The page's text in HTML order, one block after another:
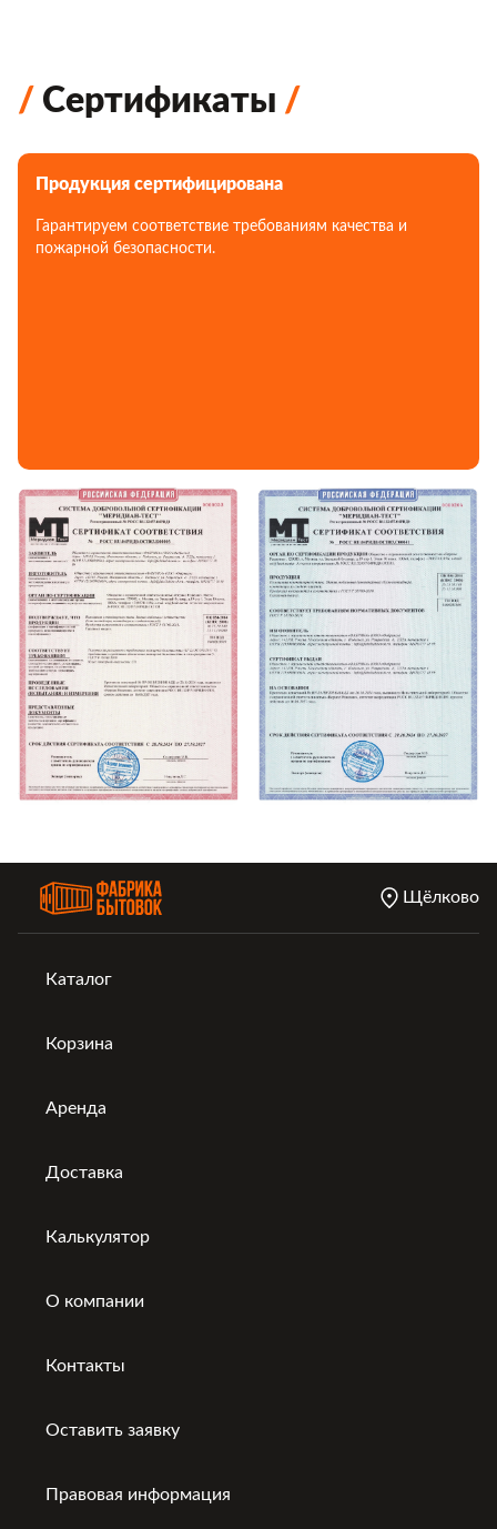
Сертификаты
Продукция сертифицирована
Гарантируем соответствие требованиям качества и
пожарной безопасности.
Щёлково
Каталог
Корзина
Аренда
Доставка
Калькулятор
О компании
Контакты
Оставить заявку
Правовая информация